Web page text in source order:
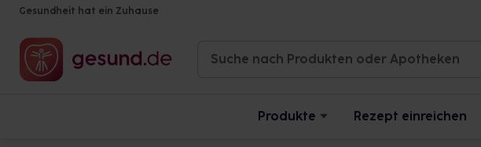
Gesundheit hat ein Zuhause
Produkte Rezept einreichen